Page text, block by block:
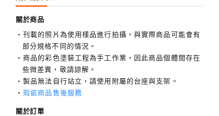
關於商品
刊載的照片為使用樣品進行拍攝，與實際商品可能會有
部分規格不同的情況。
商品的彩色塗裝工程為手工作業，因此商品個體間存在
些微差異，敬請諒解。
製品無法自行站立，請使用附屬的台座與支架。
瑕疵商品售後服務
關於訂單